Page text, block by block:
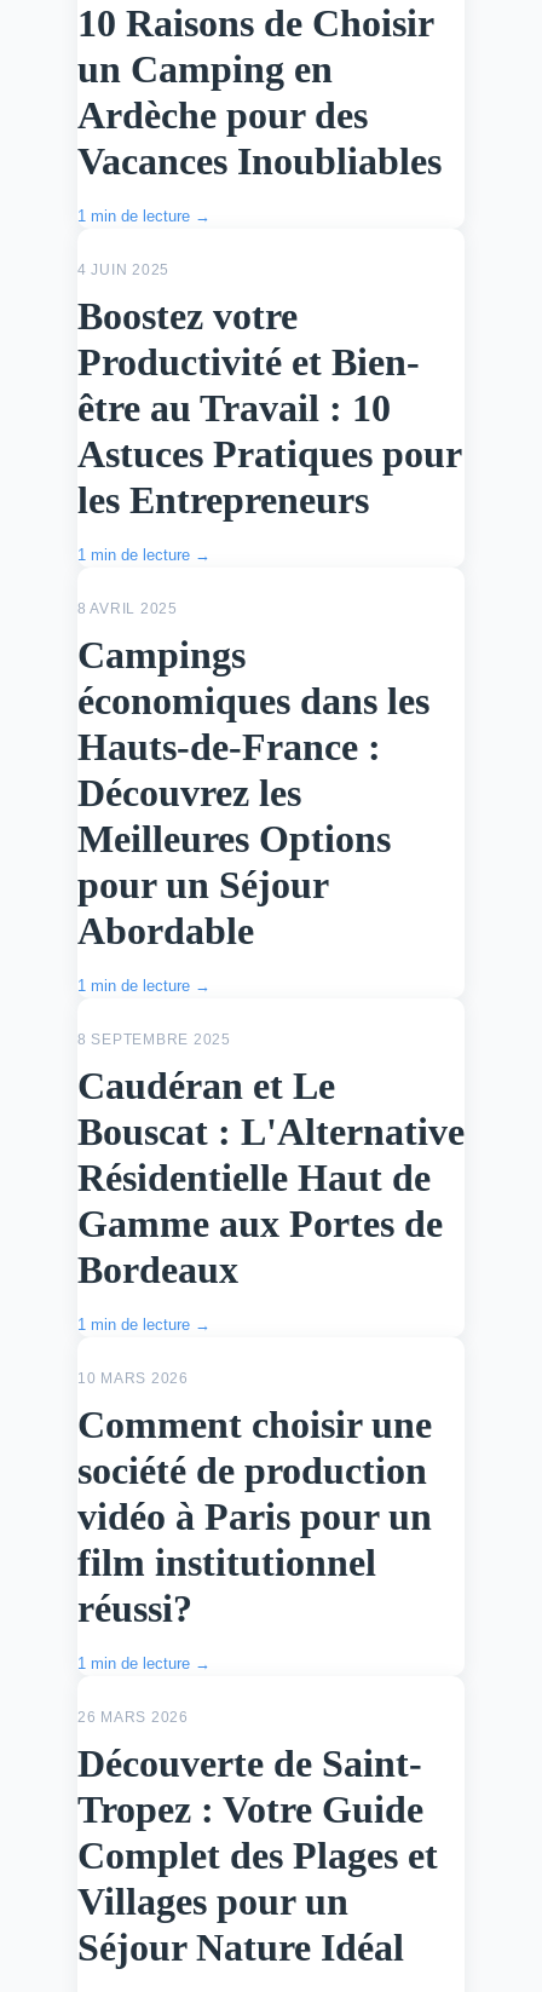
10 Raisons de Choisir
un Camping en
Ardèche pour des
Vacances Inoubliables
1 min de lecture →
4 JUIN 2025
Boostez votre
Productivité et Bien-
être au Travail : 10
Astuces Pratiques pour
les Entrepreneurs
1 min de lecture →
8 AVRIL 2025
Campings
économiques dans les
Hauts-de-France :
Découvrez les
Meilleures Options
pour un Séjour
Abordable
1 min de lecture →
8 SEPTEMBRE 2025
Caudéran et Le
Bouscat : L'Alternative
Résidentielle Haut de
Gamme aux Portes de
Bordeaux
1 min de lecture →
10 MARS 2026
Comment choisir une
société de production
vidéo à Paris pour un
film institutionnel
réussi?
1 min de lecture →
26 MARS 2026
Découverte de Saint-
Tropez : Votre Guide
Complet des Plages et
Villages pour un
Séjour Nature Idéal